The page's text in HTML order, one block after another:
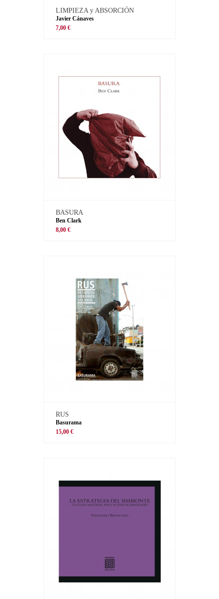
LIMPIEZA y ABSORCIÓN
Javier Cánaves
7,00 €
BASURA
Ben Clark
8,00 €
RUS
Basurama
15,00 €